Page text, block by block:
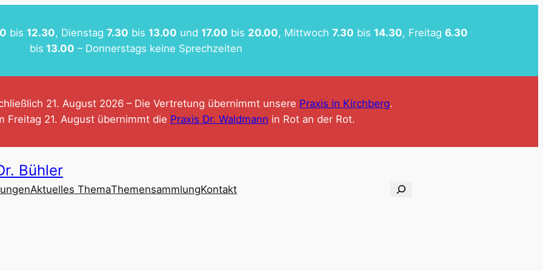
bis 12.30, Dienstag 7.30 bis 13.00 und 17.00 bis 20.00, Mittwoch 7.30 bis 14.30, Freitag 6.30
bis 13.00 – Donnerstags keine Sprechzeiten
21. August 2026 – Die Vertretung übernimmt unsere Praxis in Kirchberg.
Freitag 21. August übernimmt die Praxis Dr. Waldmann in Rot an der Rot.
Bühler
Aktuelles ThemaThemensammlungKontakt